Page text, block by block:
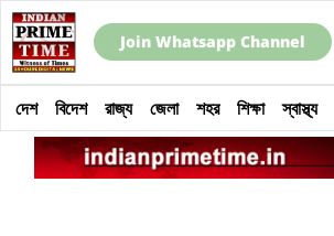
Join Whatsapp Channel
দেশ বিদেশ রাজ্য জেলা শহর শিক্ষা স্বাস্থ্য